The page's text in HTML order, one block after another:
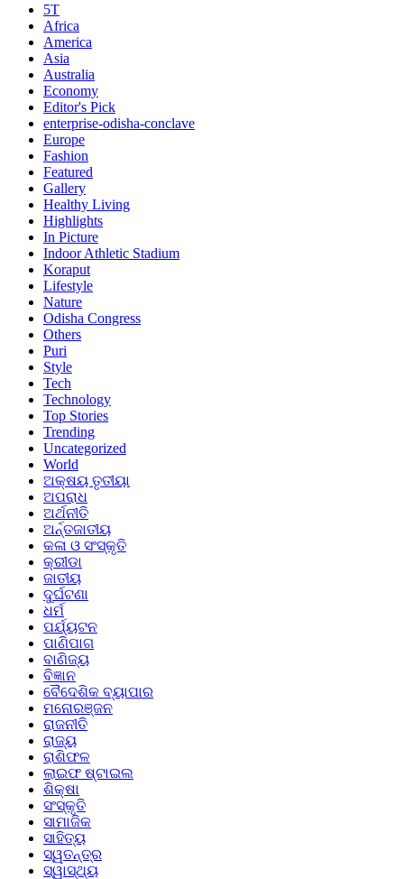
5T
Africa
America
Asia
Australia
Economy
Editor's Pick
enterprise-odisha-conclave
Europe
Fashion
Featured
Gallery
Healthy Living
Highlights
In Picture
Indoor Athletic Stadium
Koraput
Lifestyle
Nature
Odisha Congress
Others
Puri
Style
Tech
Technology
Top Stories
Trending
Uncategorized
World
ଅକ୍ଷୟ ତୃତୀୟା
ଅପରାଧ
ଅର୍ଥନୀତି
ଅର୍ନ୍ତଜାତୀୟ
କଳା ଓ ସଂସ୍କୃତି
କ୍ରୀଡା
ଜାତୀୟ
ଦୁର୍ଘଟଣା
ଧର୍ମ
ପର୍ଯ୍ୟଟନ
ପାଣିପାଗ
ବାଣିଜ୍ୟ
ବିଜ୍ଞାନ
ବୈଦେଶିକ ବ୍ୟାପାର
ମନୋରଞ୍ଜନ
ରାଜନୀତି
ରାଜ୍ୟ
ରାଶିଫଳ
ଲାଇଫ ଷ୍ଟାଇଲ
ଶିକ୍ଷା
ସଂସ୍କୃତି
ସାମାଜିକ
ସାହିତ୍ୟ
ସ୍ୱତନ୍ତ୍ର
ସ୍ୱାସ୍ଥ୍ୟ